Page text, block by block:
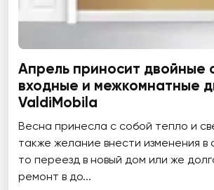
Апрель приносит двойные
входные и межкомнатные
ValdiMobila
Весна принесла с собой тепло и
также желание внести изменения в
то переезд в новый дом или же
ремонт в до...